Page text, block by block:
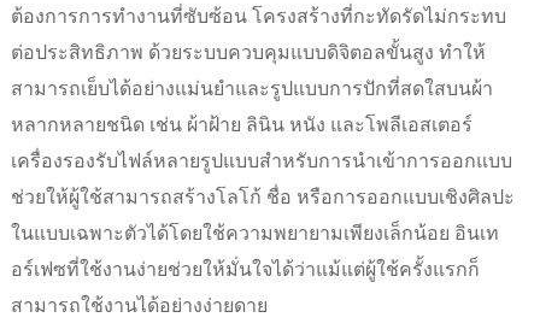
ต้องการการทำงานที่ซับซ้อน โครงสร้างที่กะทัดรัดไม่กระทบ
ต่อประสิทธิภาพ ด้วยระบบควบคุมแบบดิจิตอลขั้นสูง ทำให้
สามารถเย็บได้อย่างแม่นยำและรูปแบบการปักที่สดใสบนผ้า
หลากหลายชนิด เช่น ผ้าฝ้าย ลินิน หนัง และโพลีเอสเตอร์
เครื่องรองรับไฟล์หลายรูปแบบสำหรับการนำเข้าการออกแบบ
ช่วยให้ผู้ใช้สามารถสร้างโลโก้ ชื่อ หรือการออกแบบเชิงศิลปะ
ในแบบเฉพาะตัวได้โดยใช้ความพยายามเพียงเล็กน้อย อินเท
อร์เฟซที่ใช้งานง่ายช่วยให้มั่นใจได้ว่าแม้แต่ผู้ใช้ครั้งแรกก็
สามารถใช้งานได้อย่างง่ายดาย